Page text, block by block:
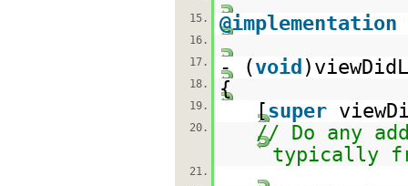
15.
@implementation
16.
17.
- (void
18. {
19. [super
20.
// Do any
typically
21.